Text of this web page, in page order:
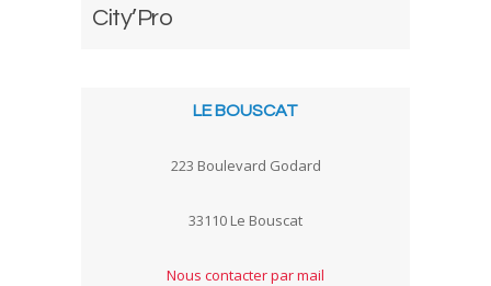
City’Pro
LE BOUSCAT
223 Boulevard Godard
33110 Le Bouscat
Nous contacter par mail